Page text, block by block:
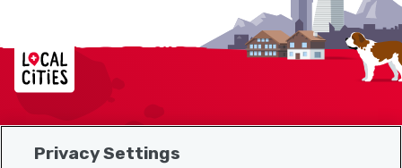
Localcities
Sitemap
Privacy Settings